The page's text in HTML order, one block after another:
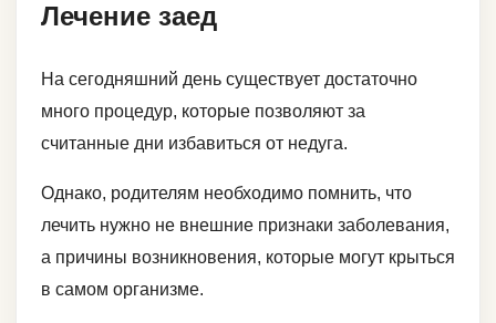
Лечение заед
На сегодняшний день существует достаточно
много процедур, которые позволяют за
считанные дни избавиться от недуга.
Однако, родителям необходимо помнить, что
лечить нужно не внешние признаки заболевания,
а причины возникновения, которые могут крыться
в самом организме.